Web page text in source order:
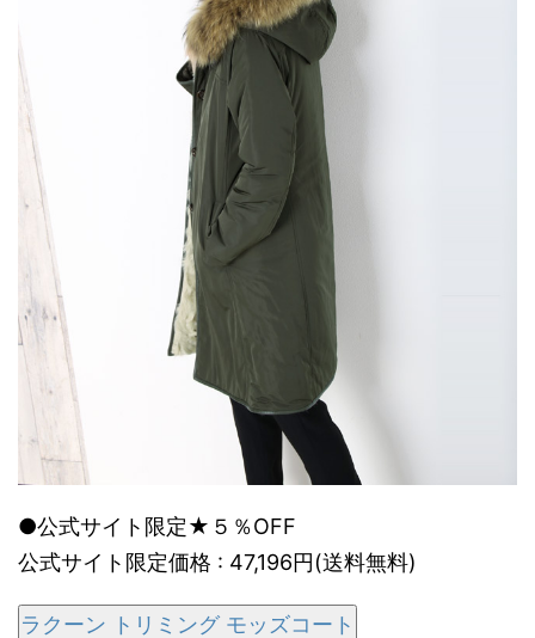
●公式サイト限定★５％OFF
公式サイト限定価格 : 47,196円(送料無料)
ラクーン トリミング モッズコート